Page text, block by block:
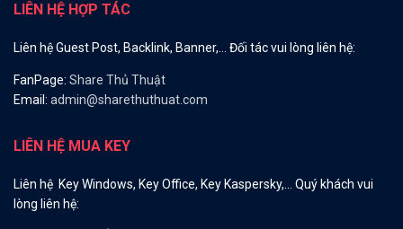
LIÊN HỆ HỢP TÁC
Liên hệ Guest Post, Backlink, Banner,… Đối tác vui lòng liên hệ:
FanPage: Share Thủ Thuật
Email: admin@sharethuthuat.com
LIÊN HỆ MUA KEY
Liên hệ Key Windows, Key Office, Key Kaspersky,… Quý khách vui
lòng liên hệ: